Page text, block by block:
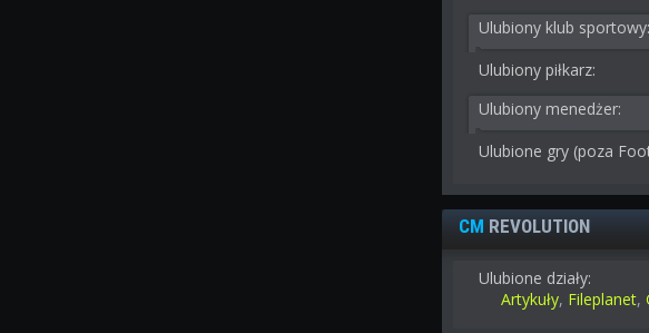
Ulubiony klub
Ulubiony piłkarz:
Ulubiony menedżer:
Ulubione gry (poza
CM REVOLUTION
Ulubione działy:
Artykuły, Fileplanet,